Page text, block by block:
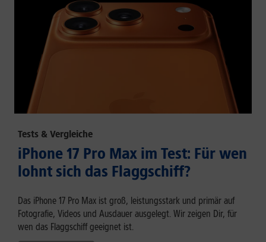
Tests & Vergleiche
iPhone 17 Pro Max im Test: Für wen
lohnt sich das Flaggschiff?
Das iPhone 17 Pro Max ist groß, leistungsstark und primär auf
Fotografie, Videos und Ausdauer ausgelegt. Wir zeigen Dir, für
wen das Flaggschiff geeignet ist.